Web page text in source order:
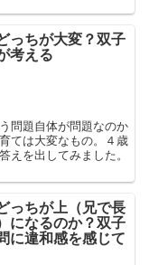
っちが大変？双子
考える
問題自体が問題なのか
ては大変なもの。４歳
えを出してみました。
っちが上（兄で長
になるのか？双子
に違和感を感じて